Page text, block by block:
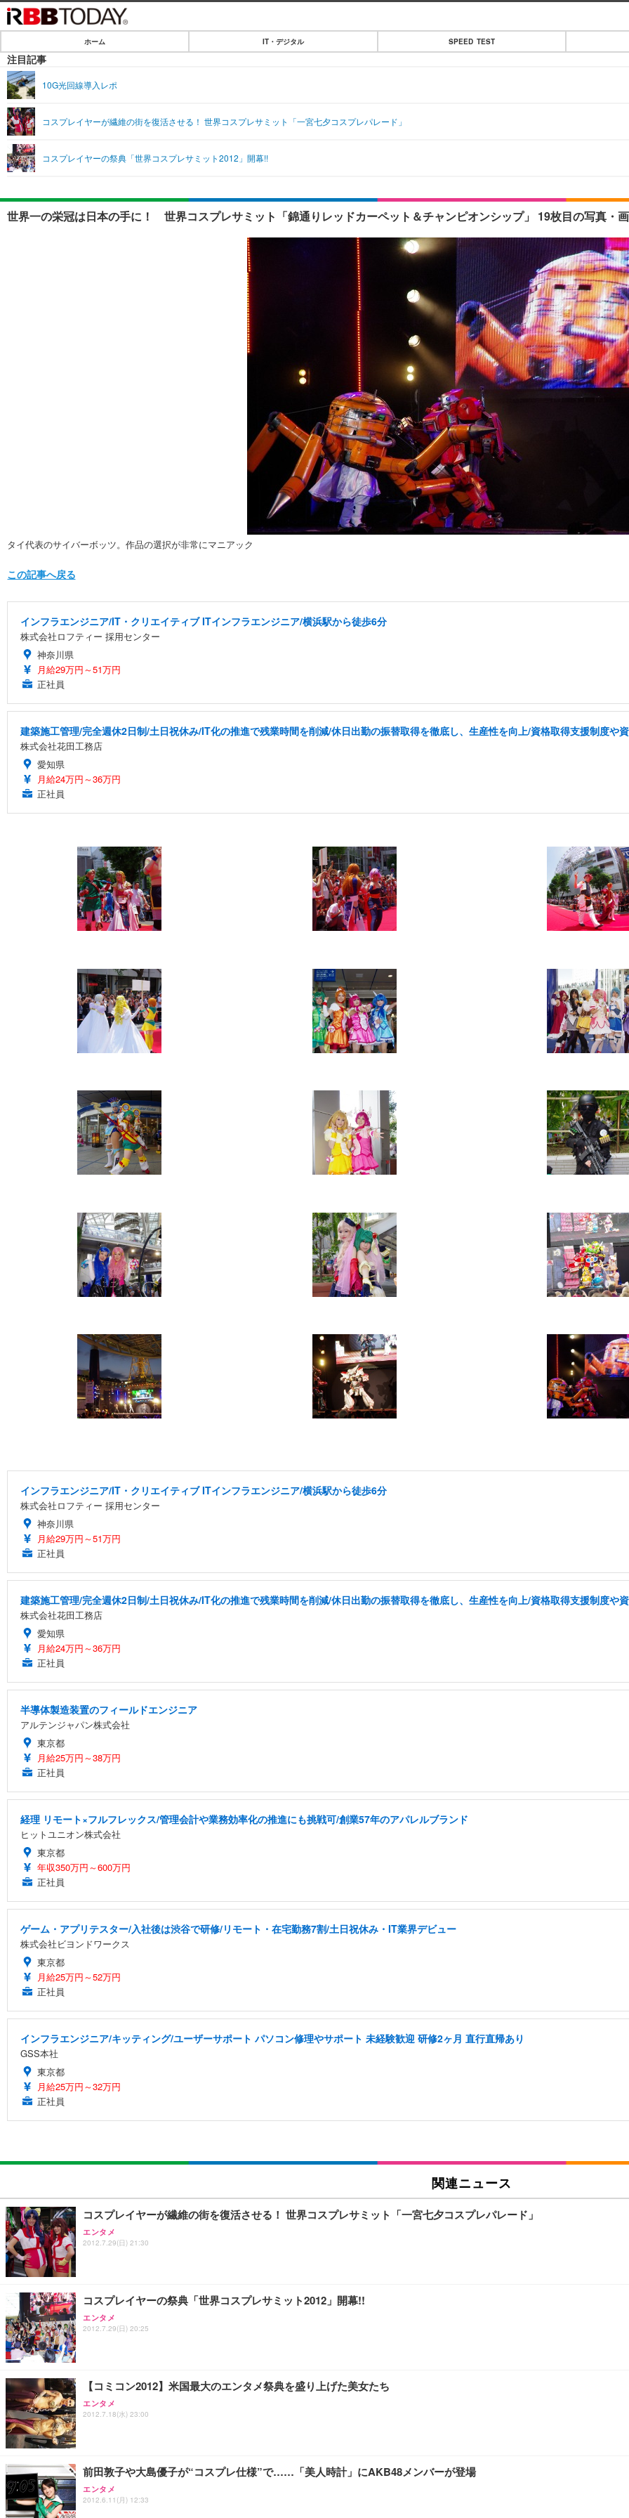
IT・デジタル
ショッピング
SPEED TEST
エンタメ
エンタメTOP
音楽
グラビア
ショッピング
ライフ
ライフTOP
ペット
その他
リリース一覧
ホーム IT・デジタル SPEED TEST
注目記事
10G光回線導入レポ
コスプレイヤーが繊維の街を復活させる！ 世界コスプレサミット「一宮七夕コスプレパレード」
コスプレイヤーの祭典「世界コスプレサミット2012」開幕!!
世界一の栄冠は日本の手に！ 世界コスプレサミット「錦通りレッドカーペット＆チャンピオンシップ」 19枚目の写真・
タイ代表のサイバーボッツ。作品の選択が非常にマニアック
この記事へ戻る
インフラエンジニア/IT・クリエイティブ ITインフラエンジニア/横浜駅から徒歩6分
株式会社ロフティー 採用センター
神奈川県
月給29万円～51万円
正社員
建築施工管理/完全週休2日制/土日祝休み/IT化の推進で残業時間を削減/休日出勤の振替取得を徹底し、生産性を向上/資格取得支援制度や
株式会社花田工務店
愛知県
月給24万円～36万円
正社員
インフラエンジニア/IT・クリエイティブ ITインフラエンジニア/横浜駅から徒歩6分
株式会社ロフティー 採用センター
神奈川県
月給29万円～51万円
正社員
建築施工管理/完全週休2日制/土日祝休み/IT化の推進で残業時間を削減/休日出勤の振替取得を徹底し、生産性を向上/資格取得支援制度や
株式会社花田工務店
愛知県
月給24万円～36万円
正社員
半導体製造装置のフィールドエンジニア
アルテンジャパン株式会社
東京都
月給25万円～38万円
正社員
経理 リモート×フルフレックス/管理会計や業務効率化の推進にも挑戦可/創業57年のアパレルブランド
ヒットユニオン株式会社
東京都
年収350万円～600万円
正社員
ゲーム・アプリテスター/入社後は渋谷で研修/リモート・在宅勤務7割/土日祝休み・IT業界デビュー
株式会社ビヨンドワークス
東京都
月給25万円～52万円
正社員
インフラエンジニア/キッティング/ユーザーサポート パソコン修理やサポート 未経験歓迎 研修2ヶ月 直行直帰あり
GSS本社
東京都
月給25万円～32万円
正社員
関連ニュース
コスプレイヤーが繊維の街を復活させる！ 世界コスプレサミット「一宮七夕コスプレパレード」
エンタメ
2012.7.29(日) 21:30
コスプレイヤーの祭典「世界コスプレサミット2012」開幕!!
エンタメ
2012.7.29(日) 20:25
【コミコン2012】米国最大のエンタメ祭典を盛り上げた美女たち
エンタメ
2012.7.18(水) 23:00
前田敦子や大島優子が“コスプレ仕様”で……「美人時計」にAKB48メンバーが登場
エンタメ
2012.6.11(月) 12:33